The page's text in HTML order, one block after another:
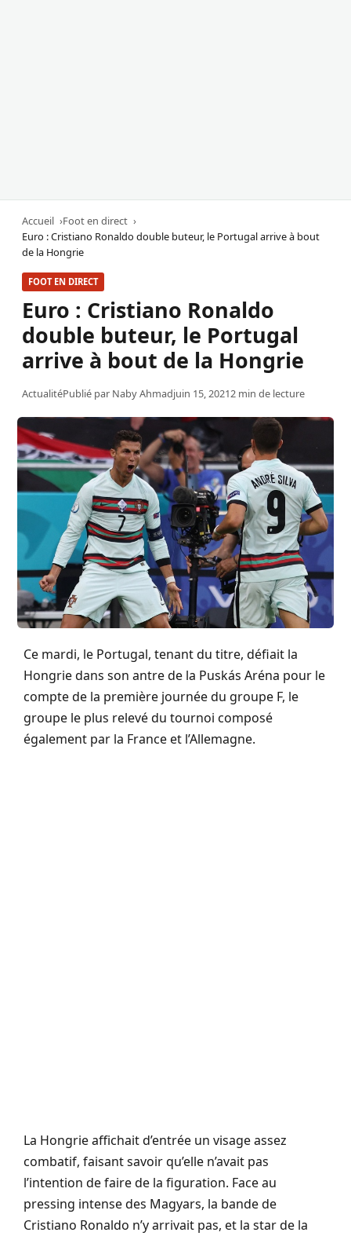
Accueil
Foot en direct
Euro : Cristiano Ronaldo double buteur, le Portugal arrive à bout
de la Hongrie
FOOT EN DIRECT
Euro : Cristiano Ronaldo
double buteur, le Portugal
arrive à bout de la Hongrie
ActualitéPublié par Naby Ahmadjuin 15, 20212 min de lecture
Ce mardi, le Portugal, tenant du titre, défiait la
Hongrie dans son antre de la Puskás Aréna pour le
compte de la première journée du groupe F, le
groupe le plus relevé du tournoi composé
également par la France et l’Allemagne.
La Hongrie affichait d’entrée un visage assez
combatif, faisant savoir qu’elle n’avait pas
l’intention de faire de la figuration. Face au
pressing intense des Magyars, la bande de
Cristiano Ronaldo n’y arrivait pas, et la star de la